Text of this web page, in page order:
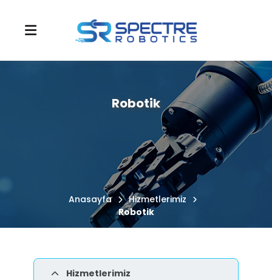
Robotik
Anasayfa
Hizmetlerimiz
Robotik
Hizmetlerimiz